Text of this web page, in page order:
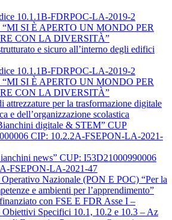
10.1.1B-FDRPOC-LA-2019-2
“MI SI È APERTO UN MONDO PER
CON LA DIVERSITÀ”
e sicuro all’interno degli edifici
10.1.1B-FDRPOC-LA-2019-2
“MI SI È APERTO UN MONDO PER
CON LA DIVERSITÀ”
attrezzature per la trasformazione digitale
e dell’organizzazione scolastica
digitale & STEM” CUP
CIP: 10.2.2A-FSEPON-LA-2021-
news” CUP: I53D21000990006
FSEPON-LA-2021-47
Operativo Nazionale (PON E POC) “Per la
e ambienti per l’apprendimento”
con FSE E FDR Asse I –
Obiettivi Specifici 10.1, 10.2 e 10.3 – Az